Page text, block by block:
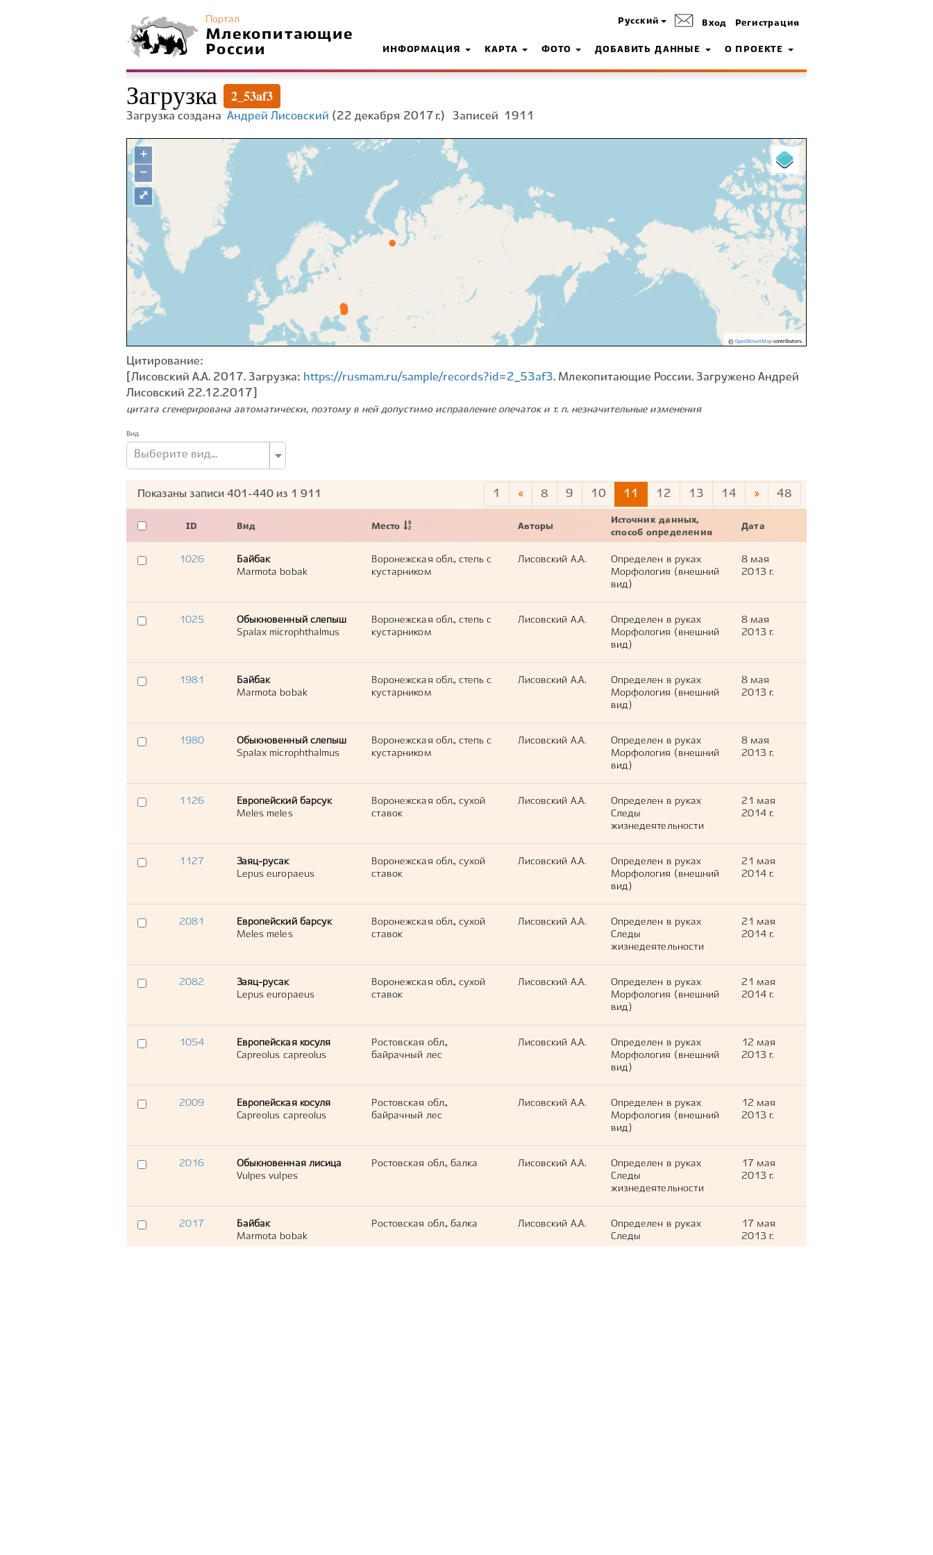
Портал
Млекопитающие
России
Русский Вход Регистрация
ИНФОРМАЦИЯ КАРТА ФОТО ДОБАВИТЬ ДАННЫЕ О ПРОЕКТЕ
Загрузка 2_53af3
Загрузка создана Андрей Лисовский (22 декабря 2017 г.) Записей 1911
+
−
© OpenStreetMapcontributors.
⤢
Цитирование:
[Лисовский А.А. 2017. Загрузка: https://rusmam.ru/sample/records?id=2_53af3. Млекопитающие России. Загружено Андрей
Лисовский 22.12.2017]
цитата сгенерирована автоматически, поэтому в ней допустимо исправление опечаток и т. п. незначительные изменения
Вид
Выберите вид...
1 « 8 9 10 11 12 13 14 » 48
Показаны записи 401-440 из 1 911
ID Вид Место Авторы
Источник данных,
способ определения
Дата
1026
Байбак
Marmota bobak
Воронежская обл., степь с
кустарником
Лисовский А.А.
Определен в руках
Морфология (внешний
вид)
8 мая
2013 г.
1025
Обыкновенный слепыш
Spalax microphthalmus
Воронежская обл., степь с
кустарником
Лисовский А.А.
Определен в руках
Морфология (внешний
вид)
8 мая
2013 г.
1981
Байбак
Marmota bobak
Воронежская обл., степь с
кустарником
Лисовский А.А.
Определен в руках
Морфология (внешний
вид)
8 мая
2013 г.
1980
Обыкновенный слепыш
Spalax microphthalmus
Воронежская обл., степь с
кустарником
Лисовский А.А.
Определен в руках
Морфология (внешний
вид)
8 мая
2013 г.
1126
Европейский барсук
Meles meles
Воронежская обл., сухой
ставок
Лисовский А.А.
Определен в руках
Следы
жизнедеятельности
21 мая
2014 г.
1127
Заяц-русак
Lepus europaeus
Воронежская обл., сухой
ставок
Лисовский А.А.
Определен в руках
Морфология (внешний
вид)
21 мая
2014 г.
2081
Европейский барсук
Meles meles
Воронежская обл., сухой
ставок
Лисовский А.А.
Определен в руках
Следы
жизнедеятельности
21 мая
2014 г.
2082
Заяц-русак
Lepus europaeus
Воронежская обл., сухой
ставок
Лисовский А.А.
Определен в руках
Морфология (внешний
вид)
21 мая
2014 г.
1054
Европейская косуля
Capreolus capreolus
Ростовская обл.,
байрачный лес
Лисовский А.А.
Определен в руках
Морфология (внешний
вид)
12 мая
2013 г.
2009
Европейская косуля
Capreolus capreolus
Ростовская обл.,
байрачный лес
Лисовский А.А.
Определен в руках
Морфология (внешний
вид)
12 мая
2013 г.
2016
Обыкновенная лисица
Vulpes vulpes
Ростовская обл., балка Лисовский А.А.
Определен в руках
Следы
жизнедеятельности
17 мая
2013 г.
2017
Байбак
Marmota bobak
Ростовская обл., балка Лисовский А.А.
Определен в руках
Следы
жизнедеятельности
17 мая
2013 г.